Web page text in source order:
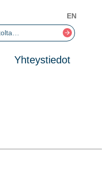
Yhteystiedot
EN